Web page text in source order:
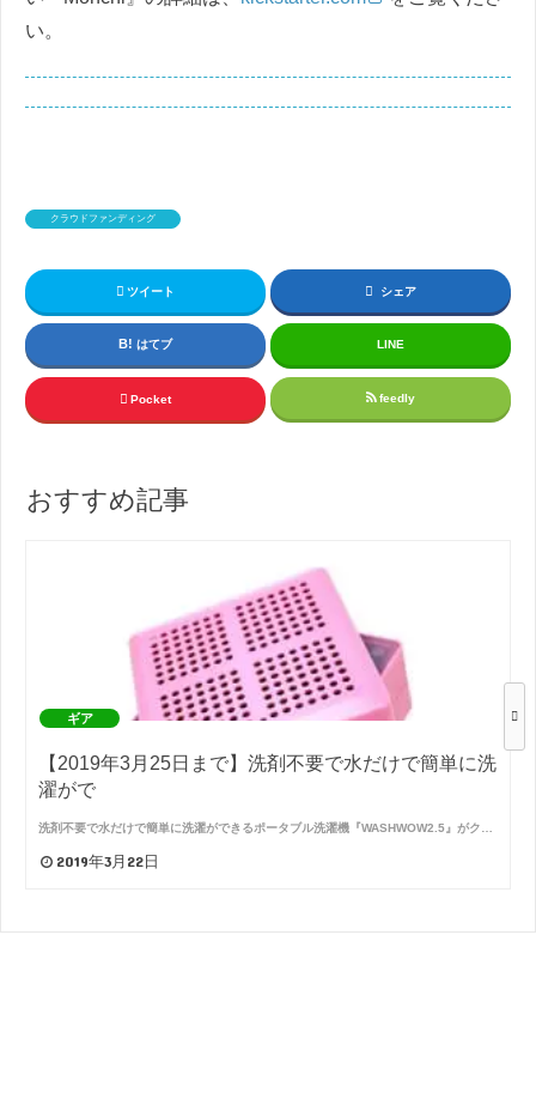
い。
クラウドファンディング
ツイート シェア
はてブ LINE
Pocket feedly
おすすめ記事
ギア
【2019年3月25日まで】洗剤不要で水だけで簡単に洗
濯がで
洗剤不要で水だけで簡単に洗濯ができるポータブル洗濯機『WASHWOW2.5』がク…
2019年3月22日